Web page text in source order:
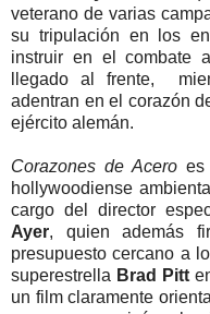
veterano de varias
su tripulación en los
instruir en el combate
llegado al frente,
adentran en el corazón
ejército alemán.
Corazones de Aceroes
hollywoodiense
cargo del director
Ayer, quien además
presupuesto cercano a
superestrella Brad Pitt
un film claramente